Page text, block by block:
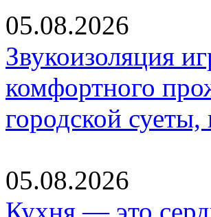
05.08.2026
Звукоизоляция
комфортного
городской
05.08.2026